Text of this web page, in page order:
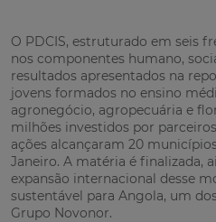
O PDCIS, estruturado em seis
nos componentes humano,
resultados apresentados na
jovens formados no ensino
agronegócio, agropecuária e
milhões investidos por
ações alcançaram 20
Janeiro. A matéria é finalizada,
expansão internacional desse
sustentável para Angola, um
Grupo Novonor.